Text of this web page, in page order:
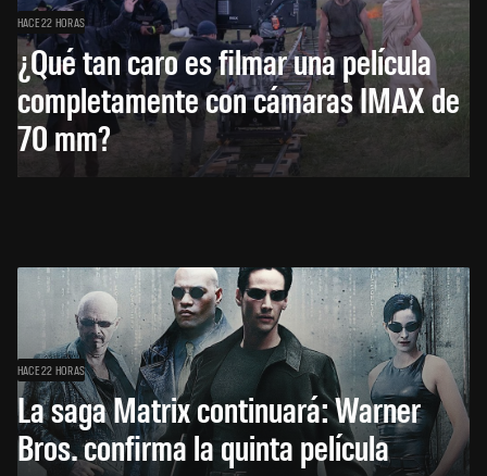
HACE 22 HORAS
¿Qué tan caro es filmar una película
completamente con cámaras IMAX de
70 mm?
HACE 22 HORAS
La saga Matrix continuará: Warner
Bros. confirma la quinta película